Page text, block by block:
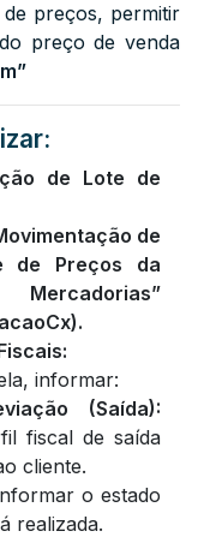
preços, permitir
preço de venda
de Lote de
de
de Preços da
informar:
(Saída):
fiscal de saída
cliente.
o estado
realizada.